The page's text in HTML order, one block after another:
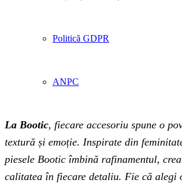
Politică GDPR
ANPC
La Bootic, fiecare accesoriu spune o
textură și emoție. Inspirate din
piesele Bootic îmbină rafinamentul,
calitatea în fiecare detaliu. Fie că alegi